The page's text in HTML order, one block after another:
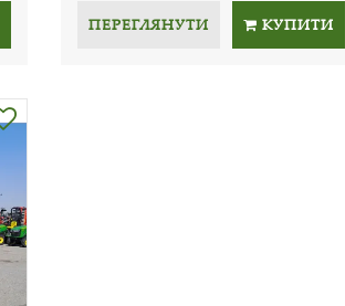
ПЕРЕГЛЯНУТИ КУПИТИ